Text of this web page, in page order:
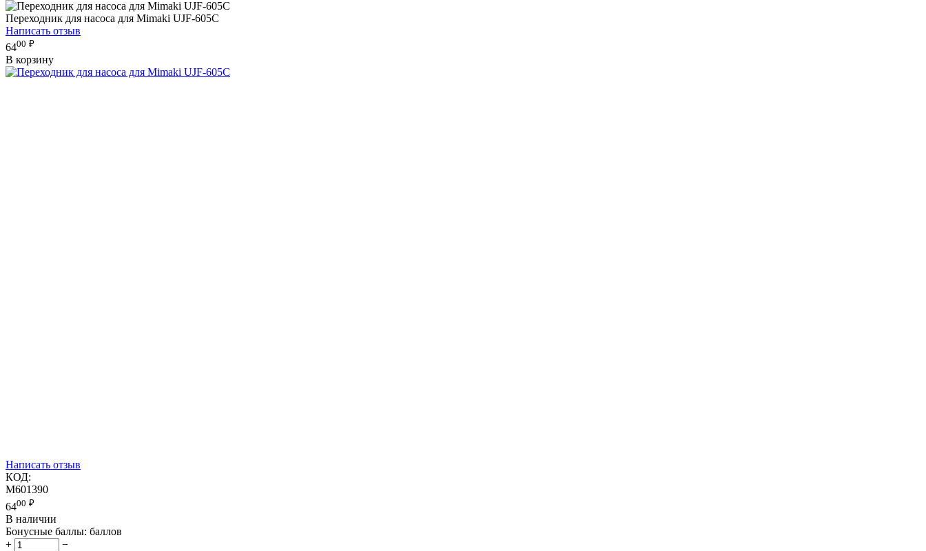
Переходник для насоса для Mimaki UJF-605C
Написать отзыв
6400 ₽
В корзину
Написать отзыв
КОД:
M601390
6400 ₽
В наличии
Бонусные баллы: баллов
+
−